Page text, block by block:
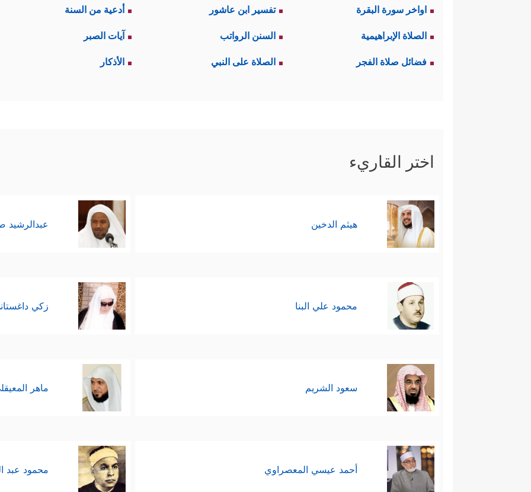
اواخر سورة البقرة تفسير ابن عاشور أدعية من السنة
الصلاة الإبراهيمية السنن الرواتب آيات الصبر
فضائل صلاة الفجر الصلاة على النبي الأذكار
اختر القاريء
هيثم الدخين عبدالرشيد
محمود علي البنا زكي
سعود الشريم ماهر
أحمد عيسي المعصراوي محمود عبد